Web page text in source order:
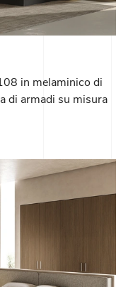
in melaminico di
di armadi su misura